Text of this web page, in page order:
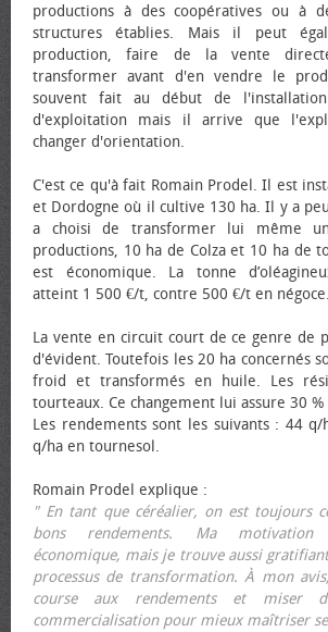
productions à des coopératives ou à
structures établies. Mais il peut
production, faire de la vente
transformer avant d'en vendre le
souvent fait au début de
d'exploitation mais il arrive que
changer d'orientation.
C'est ce qu'à fait Romain Prodel. Il est
et Dordogne où il cultive 130 ha. Il y a
a choisi de transformer lui même
productions, 10 ha de Colza et 10 ha de
est économique. La tonne
atteint 1 500 €/t, contre 500 €/t en négoce.
La vente en circuit court de ce genre de
d'évident. Toutefois les 20 ha concernés
froid et transformés en huile. Les
tourteaux. Ce changement lui assure 30
Les rendements sont les suivants : 44 q/
q/ha en tournesol.
Romain Prodel explique :
" En tant que céréalier, on est toujours
bons rendements. Ma motivation
économique, mais je trouve aussi
processus de transformation. À mon
course aux rendements et miser
commercialisation pour mieux maîtriser